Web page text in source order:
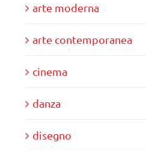
arte moderna
arte contemporanea
cinema
danza
disegno